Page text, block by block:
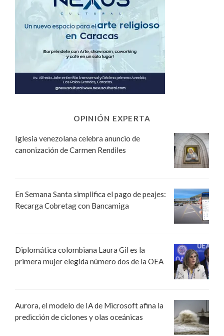
OPINIÓN EXPERTA
Iglesia venezolana celebra anuncio de
canonización de Carmen Rendiles
En Semana Santa simplifica el pago de peajes:
Recarga Cobretag con Bancamiga
Diplomática colombiana Laura Gil es la
primera mujer elegida número dos de la OEA
Aurora, el modelo de IA de Microsoft afina la
predicción de ciclones y olas oceánicas